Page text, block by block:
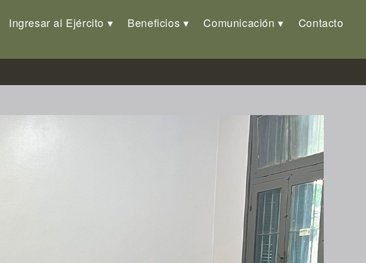
Ingresar al Ejército Beneficios Comunicación Contacto
la Brigada de Infantería Nº5 inicia